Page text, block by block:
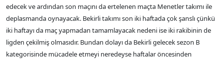
edecek ve ardından son maçını da ertelenen maçta Menetler takımı ile
deplasmanda oynayacak. Bekirli takımı son iki haftada çok şanslı çünkü
iki haftayı da maç yapmadan tamamlayacak nedeni ise iki rakibinin de
ligden çekilmiş olmasıdır. Bundan dolayı da Bekirli gelecek sezon B
kategorisinde mücadele etmeyi neredeyse haftalar öncesinden